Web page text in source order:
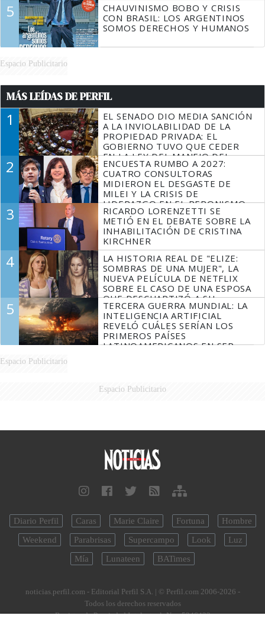
5
CHAUVINISMO BOBO Y CRISIS
CON BRASIL: LOS ARGENTINOS
SOMOS DERECHOS Y HUMANOS
Espacio Publicitario
MÁS LEÍDAS DE PERFIL
1
EL SENADO DIO MEDIA SANCIÓN
A LA INVIOLABILIDAD DE LA
PROPIEDAD PRIVADA: EL
GOBIERNO TUVO QUE CEDER
EN LA LEY DEL MANEJO DEL
FUEGO
2
ENCUESTA RUMBO A 2027:
CUATRO CONSULTORAS
MIDIERON EL DESGASTE DE
MILEI Y LA CRISIS DE
LIDERAZGO EN EL PERONISMO
3
RICARDO LORENZETTI SE
METIÓ EN EL DEBATE SOBRE LA
INHABILITACIÓN DE CRISTINA
KIRCHNER
4
LA HISTORIA REAL DE "ELIZE:
SOMBRAS DE UNA MUJER", LA
NUEVA PELÍCULA DE NETFLIX
SOBRE EL CASO DE UNA ESPOSA
QUE DESCUARTIZÓ A SU
MARIDO
5
TERCERA GUERRA MUNDIAL: LA
INTELIGENCIA ARTIFICIAL
REVELÓ CUÁLES SERÍAN LOS
PRIMEROS PAÍSES
LATINOAMERICANOS EN SER
Espacio Publicitario
Espacio Publicitario
Diario Perfil Caras Marie Claire Fortuna
Hombre
Weekend
Parabrisas Supercampo Look
Luz
Mía
Lunateen BATimes
noticias.perfil.com - Editorial Perfil S.A. | © Perfil.com 2006-2026 -
Todos los derechos reservados
Registro de Propiedad Intelectual: Nro. 5346433